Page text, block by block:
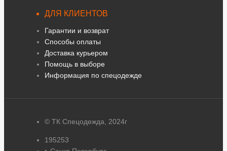
ДЛЯ КЛИЕНТОВ
Гарантии и возврат
Способы оплаты
Доставка курьером
Помощь в выборе
Информация по спецодежде
© ТК Спецодежда, 2024г
195253